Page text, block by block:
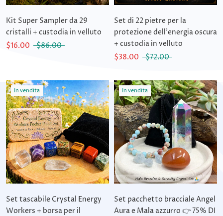
Kit Super Sampler da 29
cristalli + custodia in velluto
$16.00
$86.00
Set di 22 pietre per la
protezione dell'energia oscura
+ custodia in velluto
$38.00
$72.00
In vendita
Set tascabile Crystal Energy
Workers + borsa per il
In vendita
Set pacchetto bracciale Angel
Aura e Mala azzurro 👉 75% DI